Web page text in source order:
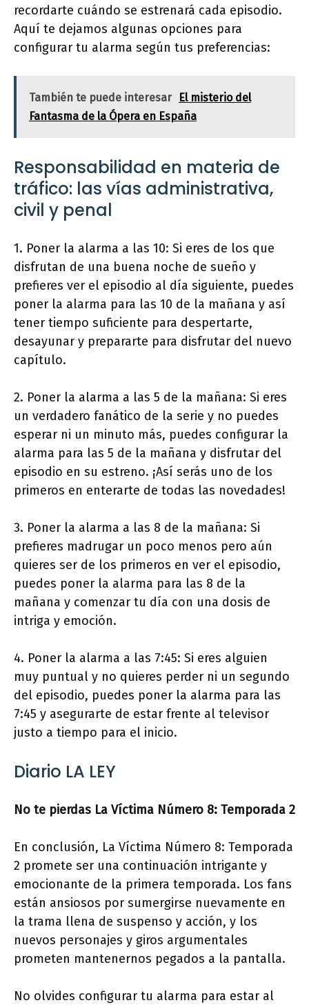
recordarte cuándo se estrenará cada episodio.
Aquí te dejamos algunas opciones para
configurar tu alarma según tus preferencias:
También te puede interesar
El misterio del
Fantasma de la Ópera en España
Responsabilidad en materia de
tráfico: las vías administrativa,
civil y penal
1. Poner la alarma a las 10: Si eres de los que
disfrutan de una buena noche de sueño y
prefieres ver el episodio al día siguiente, puedes
poner la alarma para las 10 de la mañana y así
tener tiempo suficiente para despertarte,
desayunar y prepararte para disfrutar del nuevo
capítulo.
2. Poner la alarma a las 5 de la mañana: Si eres
un verdadero fanático de la serie y no puedes
esperar ni un minuto más, puedes configurar la
alarma para las 5 de la mañana y disfrutar del
episodio en su estreno. ¡Así serás uno de los
primeros en enterarte de todas las novedades!
3. Poner la alarma a las 8 de la mañana: Si
prefieres madrugar un poco menos pero aún
quieres ser de los primeros en ver el episodio,
puedes poner la alarma para las 8 de la
mañana y comenzar tu día con una dosis de
intriga y emoción.
4. Poner la alarma a las 7:45: Si eres alguien
muy puntual y no quieres perder ni un segundo
del episodio, puedes poner la alarma para las
7:45 y asegurarte de estar frente al televisor
justo a tiempo para el inicio.
Diario LA LEY
No te pierdas La Víctima Número 8: Temporada 2
En conclusión, La Víctima Número 8: Temporada
2 promete ser una continuación intrigante y
emocionante de la primera temporada. Los fans
están ansiosos por sumergirse nuevamente en
la trama llena de suspenso y acción, y los
nuevos personajes y giros argumentales
prometen mantenernos pegados a la pantalla.
No olvides configurar tu alarma para estar al